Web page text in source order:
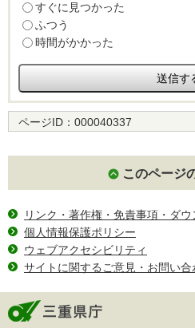
すぐに見つかった
ふつう
時間がかかった
ページID： 000040337
このページ
リンク・著作権・免責事項・ダウ
個人情報保護ポリシー
ウェブアクセシビリティ
サイトに関するご意見・お問い合